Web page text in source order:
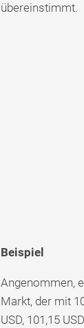
übereinstimmt.
Beispiel
Angenommen,
Markt, der mit
USD, 101,15